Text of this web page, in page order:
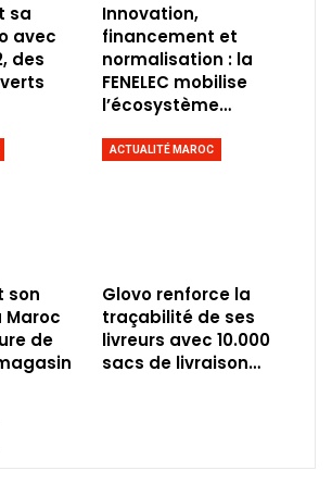
sa
avec
des
Innovation,
financement et
normalisation : la
FENELEC mobilise
l’écosystème…
son
Maroc
de
ACTUALITÉ MAROC
Glovo renforce la
traçabilité de ses
livreurs avec 10.000
sacs de livraison…